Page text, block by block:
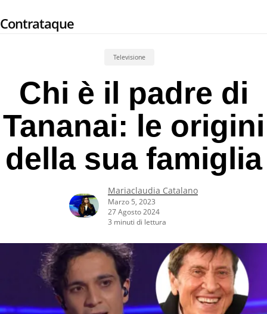
to
Contrataque
Televisione
Chi è il padre di
Tananai: le origini
della sua famiglia
Mariaclaudia Catalano
Marzo 5, 2023
27 Agosto 2024
3 minuti di lettura